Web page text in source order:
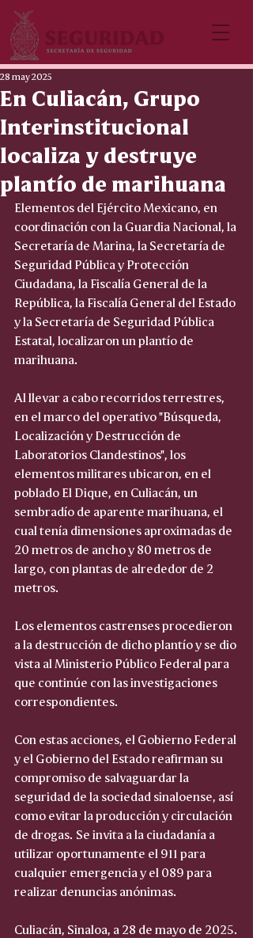
En Culiacán, Grupo
Interinstitucional
localiza y destruye
plantío de marihuana
28 may 2025
Elementos del Ejército Mexicano, en
coordinación con la Guardia Nacional, la
Secretaría de Marina, la Secretaría de
Seguridad Pública y Protección
Ciudadana, la Fiscalía General de la
República, la Fiscalía General del Estado
y la Secretaría de Seguridad Pública
Estatal, localizaron un plantío de
marihuana.
Al llevar a cabo recorridos terrestres,
en el marco del operativo "Búsqueda,
Localización y Destrucción de
Laboratorios Clandestinos", los
elementos militares ubicaron, en el
poblado El Dique, en Culiacán, un
sembradío de aparente marihuana, el
cual tenía dimensiones aproximadas de
20 metros de ancho y 80 metros de
largo, con plantas de alrededor de 2
metros.
Los elementos castrenses procedieron
a la destrucción de dicho plantío y se dio
vista al Ministerio Público Federal para
que continúe con las investigaciones
correspondientes.
Con estas acciones, el Gobierno Federal
y el Gobierno del Estado reafirman su
compromiso de salvaguardar la
seguridad de la sociedad sinaloense, así
como evitar la producción y circulación
de drogas. Se invita a la ciudadanía a
utilizar oportunamente el 911 para
cualquier emergencia y el 089 para
realizar denuncias anónimas.
Culiacán, Sinaloa, a 28 de mayo de 2025.